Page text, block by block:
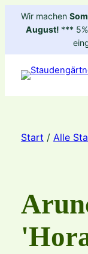
ZumWir machen
August! ***
Start / Alle